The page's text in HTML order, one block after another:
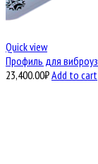
Quick view
Профиль для
23,400.00₽Add to cart